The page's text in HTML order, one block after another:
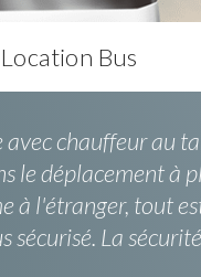
Location Bus
chauffeur au
le déplacement à
à l'étranger, tout
sécurisé. La